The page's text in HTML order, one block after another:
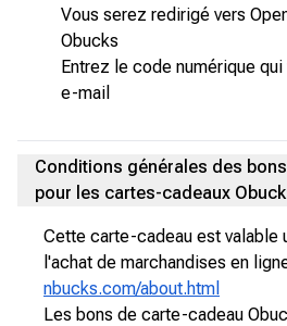
Vous serez redirigé vers
Obucks
Entrez le code numérique
e-mail
Conditions générales des
pour les cartes-cadeaux
Cette carte-cadeau est valable
l'achat de marchandises en
nbucks.com/about.html
Les bons de carte-cadeau